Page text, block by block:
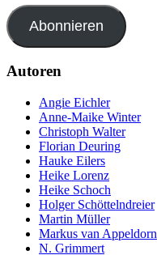
Abonnieren
Autoren
Angie Eichler
Anne-Maike Winter
Christoph Walter
Florian Deuring
Hauke Eilers
Heike Lorenz
Heike Schoch
Holger Schöttelndreier
Martin Müller
Markus van Appeldorn
N. Grimmert